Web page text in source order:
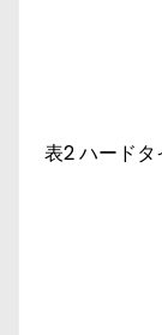
表2 ハードタ